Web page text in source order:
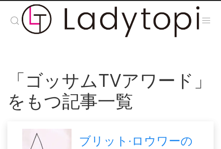
「ゴッサムTVアワード」
をもつ記事一覧
ブリット·ロウワーの